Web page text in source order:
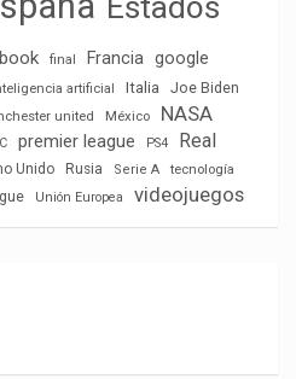
final Francia google
artificial Italia Joe Biden
united México NASA
premier league PS4
Real
Unido Rusia Serie A
tecnología
Unión Europea videojuegos